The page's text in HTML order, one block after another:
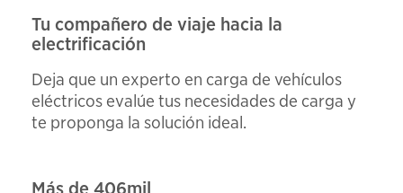
Tu compañero de viaje hacia la
electrificación
Deja que un experto en carga de vehículos
eléctricos evalúe tus necesidades de carga y
te proponga la solución ideal.
Más de 406mil